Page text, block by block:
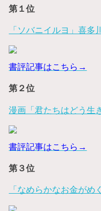
第１位
「ソバニイルヨ」喜多
書評記事はこちら→
第２位
漫画「君たちはどう生
書評記事はこちら→
第３位
「なめらかなお金が